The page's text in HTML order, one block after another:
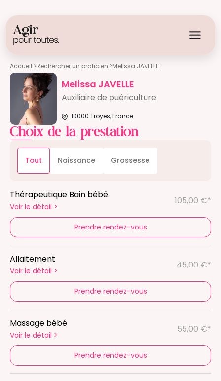
Accueil >Rechercher un praticien >Melissa JAVELLE
Melissa JAVELLE
Auxiliaire de puériculture
10000 Troyes, France
Choix de la prestation
Tout Naissance Grossesse
Thérapeutique Bain bébé
Voir le détail >
105,00 €*
Prendre rendez-vous
Allaitement
Voir le détail >
45,00 €*
Prendre rendez-vous
Massage bébé
Voir le détail >
55,00 €*
Prendre rendez-vous